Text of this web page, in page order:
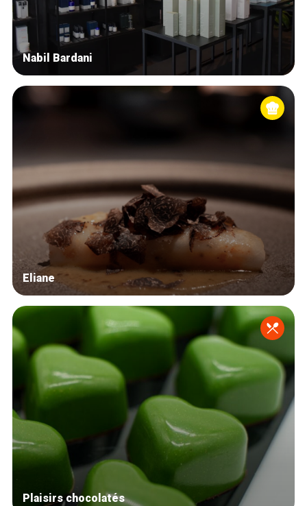
Nabil Bardani
Eliane
Plaisirs chocolatés